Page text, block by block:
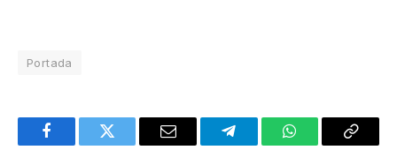
Portada
FacebookTwitter Email TelegramWhatsAppCopy